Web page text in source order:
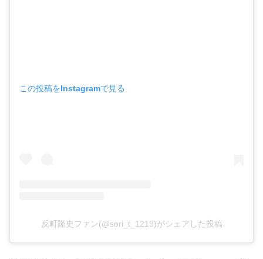
この投稿をInstagramで見る
反町隆史ファン(@sori_t_1219)がシェアした投稿